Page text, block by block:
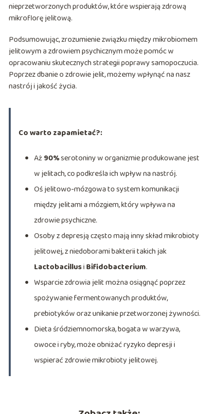
nieprzetworzonych produktów, które wspierają zdrową
mikroflorę jelitową.
Podsumowując, zrozumienie związku między mikrobiomem
jelitowym a zdrowiem psychicznym może pomóc w
opracowaniu skutecznych strategii poprawy samopoczucia.
Poprzez dbanie o zdrowie jelit, możemy wpłynąć na nasz
nastrój i jakość życia.
Co warto zapamietać?:
Aż 90%serotoniny w organizmie produkowane jest
w jelitach, co podkreśla ich wpływ na nastrój.
Oś jelitowo-mózgowa to system komunikacji
między jelitami a mózgiem, który wpływa na
zdrowie psychiczne.
Osoby z depresją często mają inny skład mikrobioty
jelitowej, z niedoborami bakterii takich jak
Lactobacillusi Bifidobacterium.
Wsparcie zdrowia jelit można osiągnąć poprzez
spożywanie fermentowanych produktów,
prebiotyków oraz unikanie przetworzonej żywności.
Dieta śródziemnomorska, bogata w warzywa,
owoce i ryby, może obniżać ryzyko depresji i
wspierać zdrowie mikrobioty jelitowej.